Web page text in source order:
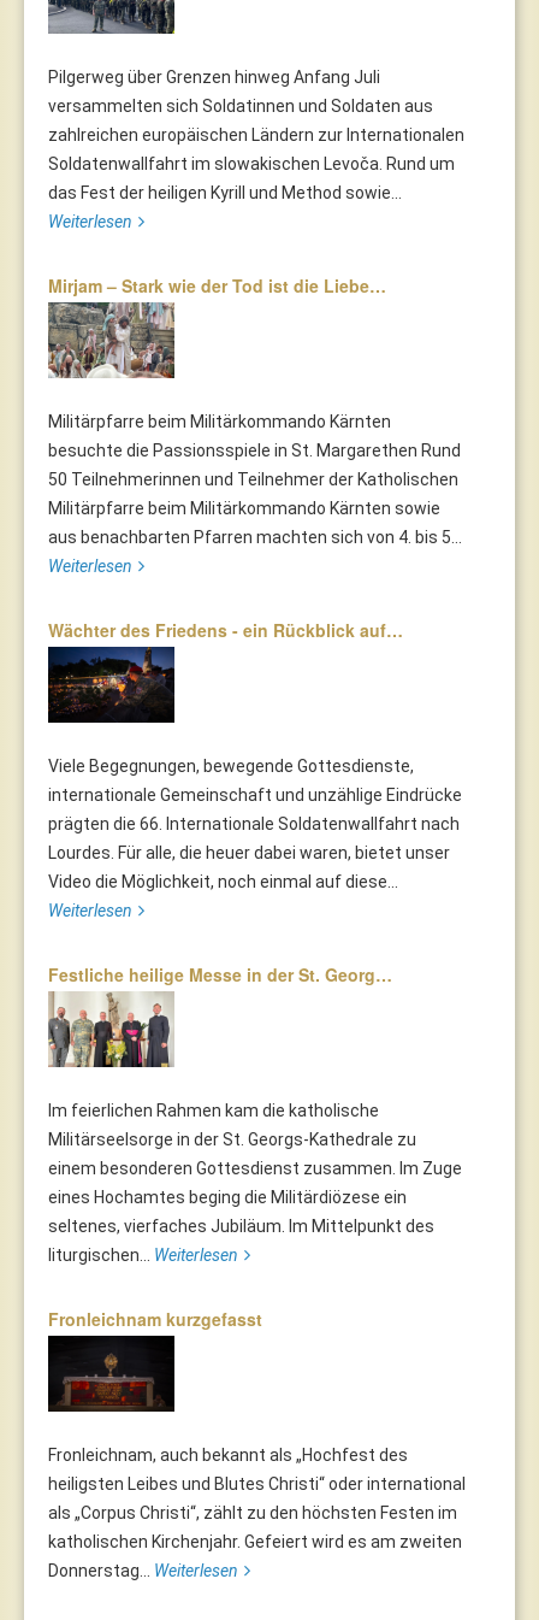
Pilgerweg über Grenzen hinweg Anfang Juli
versammelten sich Soldatinnen und Soldaten aus
zahlreichen europäischen Ländern zur Internationalen
Soldatenwallfahrt im slowakischen Levoča. Rund um
das Fest der heiligen Kyrill und Method sowie...
Weiterlesen
Mirjam – Stark wie der Tod ist die Liebe…
Militärpfarre beim Militärkommando Kärnten
besuchte die Passionsspiele in St. Margarethen Rund
50 Teilnehmerinnen und Teilnehmer der Katholischen
Militärpfarre beim Militärkommando Kärnten sowie
aus benachbarten Pfarren machten sich von 4. bis 5...
Weiterlesen
Wächter des Friedens - ein Rückblick auf…
Viele Begegnungen, bewegende Gottesdienste,
internationale Gemeinschaft und unzählige Eindrücke
prägten die 66. Internationale Soldatenwallfahrt nach
Lourdes. Für alle, die heuer dabei waren, bietet unser
Video die Möglichkeit, noch einmal auf diese...
Weiterlesen
Festliche heilige Messe in der St. Georg…
Im feierlichen Rahmen kam die katholische
Militärseelsorge in der St. Georgs-Kathedrale zu
einem besonderen Gottesdienst zusammen. Im Zuge
eines Hochamtes beging die Militärdiözese ein
seltenes, vierfaches Jubiläum. Im Mittelpunkt des
liturgischen... Weiterlesen
Fronleichnam kurzgefasst
Fronleichnam, auch bekannt als „Hochfest des
heiligsten Leibes und Blutes Christi“ oder international
als „Corpus Christi“, zählt zu den höchsten Festen im
katholischen Kirchenjahr. Gefeiert wird es am zweiten
Donnerstag... Weiterlesen